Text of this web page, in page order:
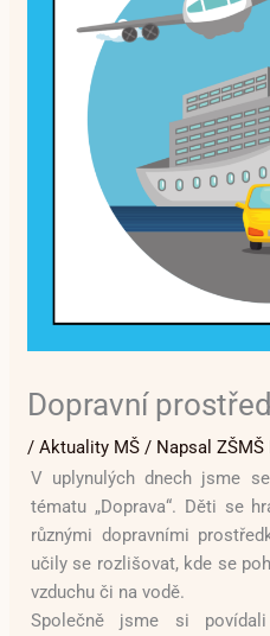
Dopravní
/Aktuality MŠ / NapsalZŠMŠ
V uplynulých dnech jsme
tématu „Doprava“. Děti se
různými dopravními
učily se rozlišovat, kde se
vzduchu či na vodě.
Společně jsme si